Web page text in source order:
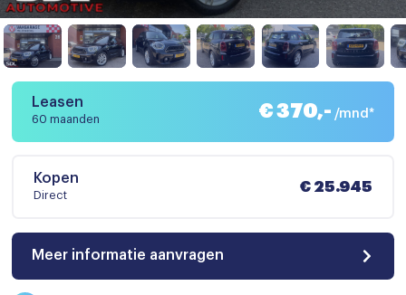
Leasen
60 maanden € 370,- /mnd*
Kopen
Direct
€ 25.945
Meer informatie aanvragen